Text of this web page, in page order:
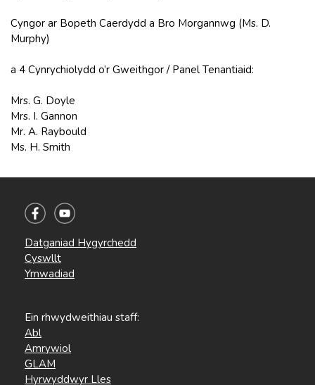
Cyngor ar Bopeth Caerdydd a Bro Morgannwg (Ms. D.
Murphy)
a 4 Cynrychiolydd o’r Gweithgor / Panel Tenantiaid:
Mrs. G. Doyle
Mrs. I. Gannon
Mr. A. Raybould
Ms. H. Smith
Datganiad Hygyrchedd
Cyswllt
Ymwadiad
Ein rhwydweithiau staff:
Abl
Amrywiol
GLAM
Hyrwyddwyr Lles